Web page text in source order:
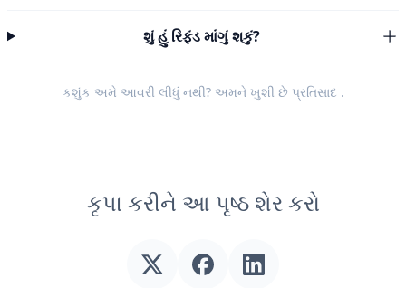
શું હું રિફંડ માંગું શકું?
કશુંક અમે આવરી લીધું નથી? અમને ખુશી છે પ્રતિસાદ .
કૃપા કરીને આ પૃષ્ઠ શેર કરો